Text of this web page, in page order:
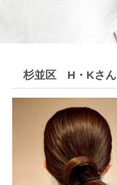
杉並区 H・Kさん